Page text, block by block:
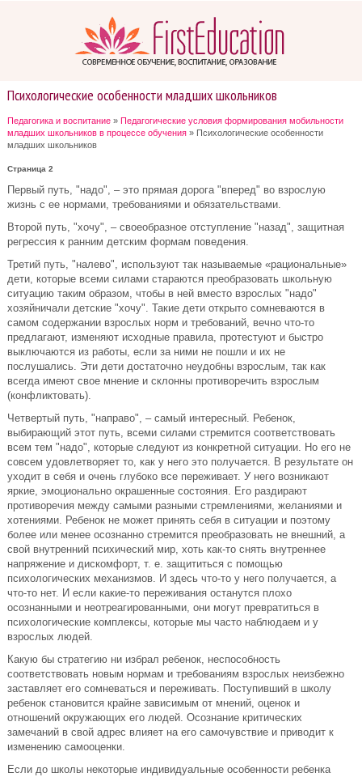
Психологические особенности младших школьников
Педагогика и воспитание » Педагогические условия формирования мобильности
младших школьников в процессе обучения » Психологические особенности
младших школьников
Страница 2
Первый путь, "надо", – это прямая дорога "вперед" во взрослую
жизнь с ее нормами, требованиями и обязательствами.
Второй путь, "хочу", – своеобразное отступление "назад", защитная
регрессия к ранним детским формам поведения.
Третий путь, "налево", используют так называемые «рациональные»
дети, которые всеми силами стараются преобразовать школьную
ситуацию таким образом, чтобы в ней вместо взрослых "надо"
хозяйничали детские "хочу". Такие дети открыто сомневаются в
самом содержании взрослых норм и требований, вечно что-то
предлагают, изменяют исходные правила, протестуют и быстро
выключаются из работы, если за ними не пошли и их не
послушались. Эти дети достаточно неудобны взрослым, так как
всегда имеют свое мнение и склонны противоречить взрослым
(конфликтовать).
Четвертый путь, "направо", – самый интересный. Ребенок,
выбирающий этот путь, всеми силами стремится соответствовать
всем тем "надо", которые следуют из конкретной ситуации. Но его не
совсем удовлетворяет то, как у него это получается. В результате он
уходит в себя и очень глубоко все переживает. У него возникают
яркие, эмоционально окрашенные состояния. Его раздирают
противоречия между самыми разными стремлениями, желаниями и
хотениями. Ребенок не может принять себя в ситуации и поэтому
более или менее осознанно стремится преобразовать не внешний, а
свой внутренний психический мир, хоть как-то снять внутреннее
напряжение и дискомфорт, т. е. защититься с помощью
психологических механизмов. И здесь что-то у него получается, а
что-то нет. И если какие-то переживания останутся плохо
осознанными и неотреагированными, они могут превратиться в
психологические комплексы, которые мы часто наблюдаем и у
взрослых людей.
Какую бы стратегию ни избрал ребенок, неспособность
соответствовать новым нормам и требованиям взрослых неизбежно
заставляет его сомневаться и переживать. Поступивший в школу
ребенок становится крайне зависимым от мнений, оценок и
отношений окружающих его людей. Осознание критических
замечаний в свой адрес влияет на его самочувствие и приводит к
изменению самооценки.
Если до школы некоторые индивидуальные особенности ребенка